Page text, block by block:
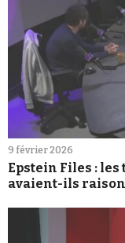
9 février 2026
Epstein Files : les
avaient-ils raison